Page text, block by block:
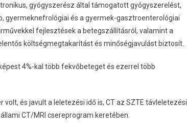
gyógyszerész által támogatott gyógyszerelést,
gyermeknefrológiai és a gyermek-gasztroenterológiai
fejlesztések a betegszállításról, valamint a
költségmegtakarítást és minőségjavulást biztosít.
4%-kal több fekvőbeteget és ezerrel több
és javult a leletezési idő is, CT az SZTE távleletezési
CT/MRI csereprogram keretében.